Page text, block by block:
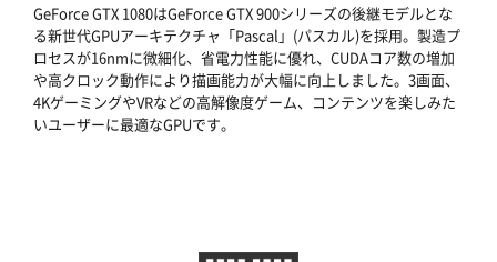
GeForce GTX 1080はGeForce GTX 900シリーズの後継モデルとな
る新世代GPUアーキテクチャ「Pascal」(パスカル)を採用。製造プ
ロセスが16nmに微細化、省電力性能に優れ、CUDAコア数の増加
や高クロック動作により描画能力が大幅に向上しました。3画面、
4KゲーミングやVRなどの高解像度ゲーム、コンテンツを楽しみた
いユーザーに最適なGPUです。